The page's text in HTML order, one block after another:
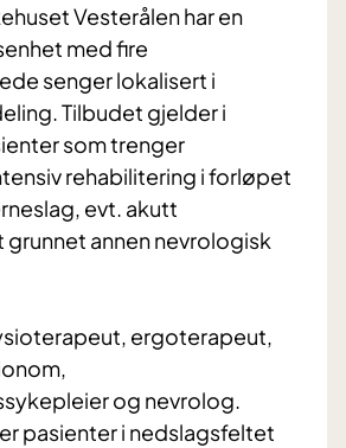
Vesterålen har en
med fire
senger lokalisert i
Tilbudet gjelder i
som trenger
rehabilitering i forløpet
evt. akutt
annen nevrologisk
ergoterapeut,
og nevrolog.
pasienter i nedslagsfeltet